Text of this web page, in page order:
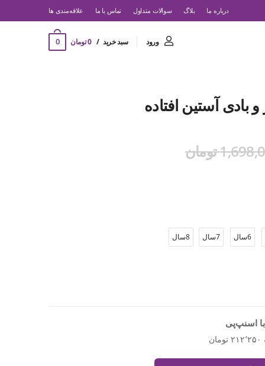
درباره ما بلاگ سوالات متداول تماس با ما ‌علاقه‌مندی ها
ورود سبد خرید 0 تومان 0
بادی آستین افتاده
تومان
6سال 7سال 8سال
اسنپ‌پی